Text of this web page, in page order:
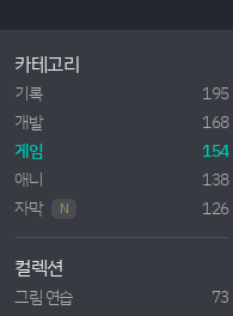
카테고리
기록
195
개발
168
게임
154
애니
138
자막
N 126
컬렉션
그림 연습
73